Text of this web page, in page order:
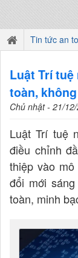
Tin tức an
Luật Trí tuệ
toàn,
Chủ nhật - 21/
Luật Trí tuệ
điều chỉnh
thiệp vào
đổi mới
toàn, minh